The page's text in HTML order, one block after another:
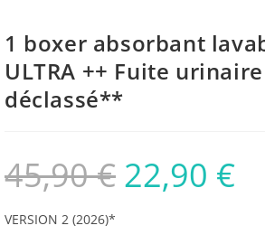
1 boxer absorbant
ULTRA ++ Fuite
déclassé**
45,90€ 22,90 €
VERSION 2 (2026)*